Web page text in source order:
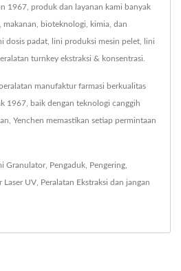
1967, produk dan layanan kami banyak
makanan, bioteknologi, kimia, dan
dosis padat, lini produksi mesin pelet, lini
turnkey ekstraksi & konsentrasi.
manufaktur farmasi berkualitas
1967, baik dengan teknologi canggih
Yenchen memastikan setiap permintaan
Granulator, Pengaduk Pengering
Laser UV Peralatan Ekstraksi dan jangan